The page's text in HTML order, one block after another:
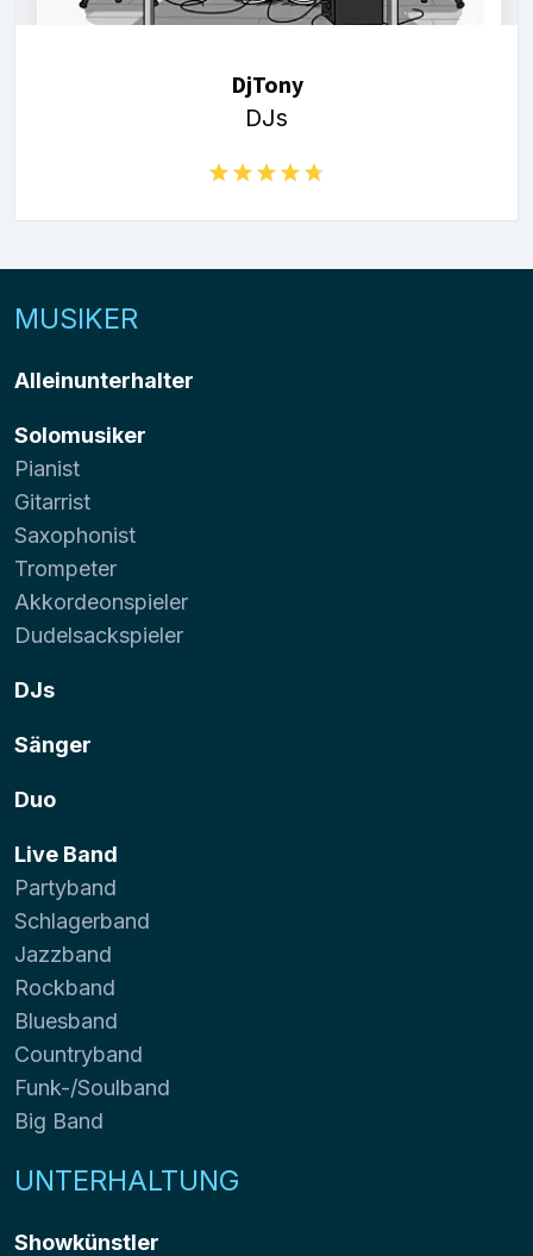
DjTony
DJs
MUSIKER
Alleinunterhalter
Solomusiker
Pianist
Gitarrist
Saxophonist
Trompeter
Akkordeonspieler
Dudelsackspieler
DJs
Sänger
Duo
Live Band
Partyband
Schlagerband
Jazzband
Rockband
Bluesband
Countryband
Funk-/Soulband
Big Band
UNTERHALTUNG
Showkünstler